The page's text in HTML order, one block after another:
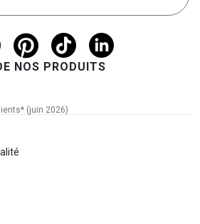
NOS PRODUITS
(juin 2026)